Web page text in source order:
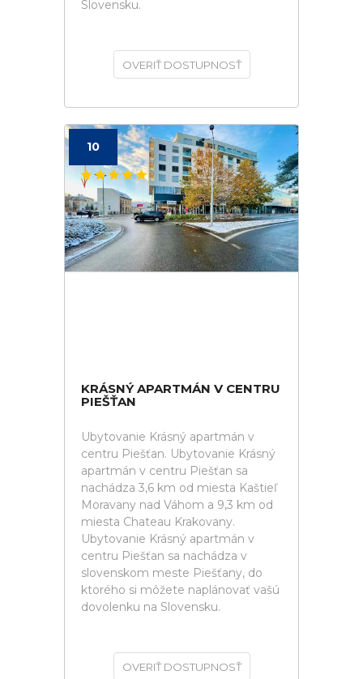
Slovensku.
OVERIŤ DOSTUPNOSŤ
10
KRÁSNÝ APARTMÁN V CENTRU
PIEŠŤAN
Ubytovanie Krásný apartmán v
centru Piešťan. Ubytovanie Krásný
apartmán v centru Piešťan sa
nachádza 3,6 km od miesta Kaštieľ
Moravany nad Váhom a 9,3 km od
miesta Chateau Krakovany.
Ubytovanie Krásný apartmán v
centru Piešťan sa nachádza v
slovenskom meste Piešťany, do
ktorého si môžete naplánovať vašú
dovolenku na Slovensku.
OVERIŤ DOSTUPNOSŤ